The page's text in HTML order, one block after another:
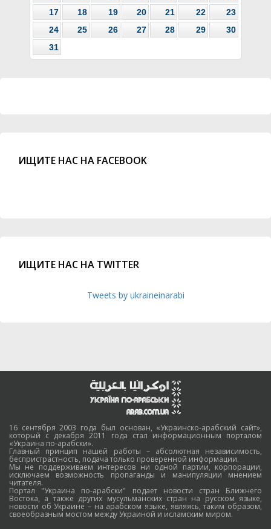
17
18 19 20 21 22
23
24
25 26 27 28 29
30
31
ИЩИТЕ НАС НА FACEBOOK
ИЩИТЕ НАС НА TWITTER
Tweets by ukraineinarabi
16 сентября 2003 года был основан, «Украинско-арабский сайт»,
который с декабря 2011 года стал информационным порталом
«Украина по-арабски».
Главный принцип нашей работы – абсолютная независимость,
беспристрастность, подача только проверенной информации.
Мы не поддерживаем интересов ни одной партии, корпорации,
исключаем возможность пропаганды и манипуляции мнением
читателя.
Портал "Украина по-арабски" подает новости стран Ближнего
Востока, а также других мусульманских стран на русском языке,
новости об Украине – на арабском языке, являясь, таким образом,
своеобразным мостом между Украиной и исламским миром.